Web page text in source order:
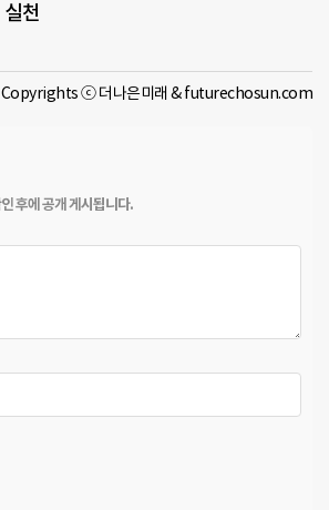
실천
Copyrights ⓒ 더나은미래 & futurechosun.com